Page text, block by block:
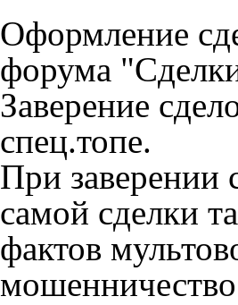
Оформление
форума
Заверение
спец.топе.
При заверении
самой сделки
фактов